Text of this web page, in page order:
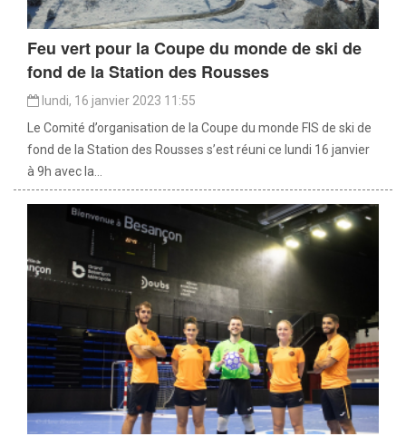
Feu vert pour la Coupe du monde de ski de
fond de la Station des Rousses
lundi, 16 janvier 2023 11:55
Le Comité d’organisation de la Coupe du monde FIS de ski de
fond de la Station des Rousses s’est réuni ce lundi 16 janvier
à 9h avec la...